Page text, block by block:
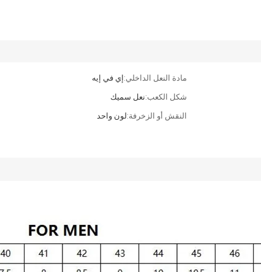
مادة النعل الداخلي:إي في إيه
شكل الكعب:نعل سميك
النقش أو الزخرفة:لون واحد